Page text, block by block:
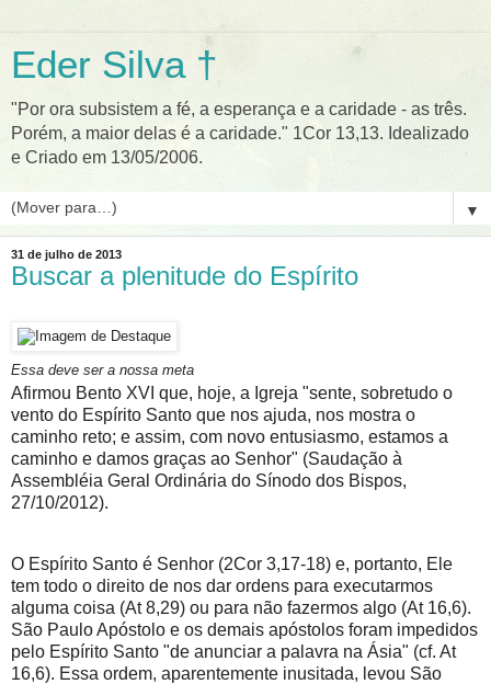
Eder Silva †
"Por ora subsistem a fé, a esperança e a caridade - as três.
Porém, a maior delas é a caridade." 1Cor 13,13. Idealizado
e Criado em 13/05/2006.
▼
31 de julho de 2013
Buscar a plenitude do Espírito
Essa deve ser a nossa meta
Afirmou Bento XVI que, hoje, a Igreja "sente, sobretudo o
vento do Espírito Santo que nos ajuda, nos mostra o
caminho reto; e assim, com novo entusiasmo, estamos a
caminho e damos graças ao Senhor" (Saudação à
Assembléia Geral Ordinária do Sínodo dos Bispos,
27/10/2012).
O Espírito Santo é Senhor (2Cor 3,17-18) e, portanto, Ele
tem todo o direito de nos dar ordens para executarmos
alguma coisa (At 8,29) ou para não fazermos algo (At 16,6).
São Paulo Apóstolo e os demais apóstolos foram impedidos
pelo Espírito Santo "de anunciar a palavra na Ásia" (cf. At
16,6). Essa ordem, aparentemente inusitada, levou São